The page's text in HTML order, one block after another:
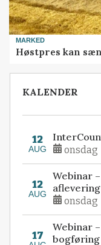
MARKED
Høstpres kan
KALENDER
12
AUG onsdag
12
AUG
Webinar
onsdag
17
Webinar
bogføring